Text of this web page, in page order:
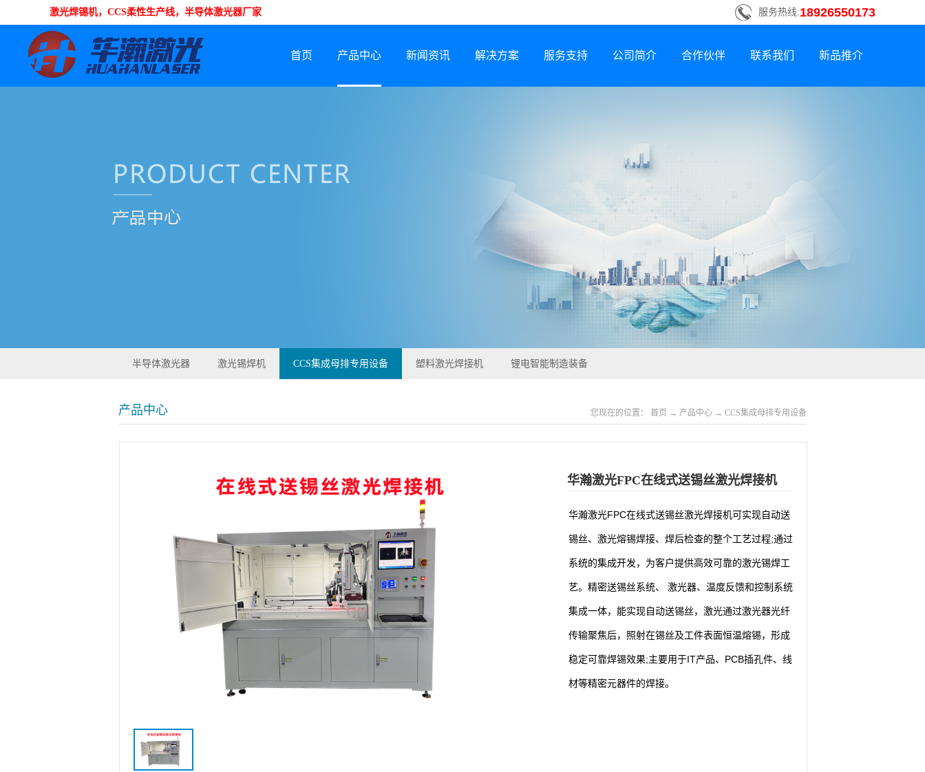
激光焊锡机，CCS柔性生产线，半导体激光器厂家 服务热线:18926550173
首页 产品中心
CCS集成母排专用设备
新闻资讯 解决方案 服务支持
下载中心
公司简介 合作伙伴 联系我们 新品推介
半导体激光器 激光锡焊机 CCS集成母排专用设备 塑料激光焊接机 锂电智能制造装备
产品中心 您现在的位置： 首页 → 产品中心 → CCS集成母排专用设备
华瀚激光FPC在线式送锡丝激光焊接机可实现自动送
锡丝、激光熔锡焊接、焊后检查的整个工艺过程;通过
系统的集成开发，为客户提供高效可靠的激光锡焊工
艺。精密送锡丝系统、 激光器、温度反馈和控制系统
集成一体，能实现自动送锡丝，激光通过激光器光纤
传输聚焦后，照射在锡丝及工件表面恒温熔锡，形成
稳定可靠焊锡效果;主要用于IT产品、PCB插孔件、线
材等精密元器件的焊接。
华瀚激光FPC在线式送锡丝激光焊接机